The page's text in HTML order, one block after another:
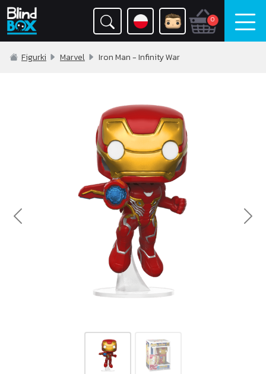
0
Figurki Marvel Iron Man - Infinity War
Previous